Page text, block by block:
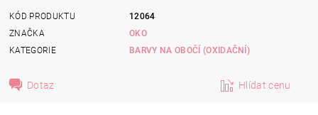
KÓD PRODUKTU
12064
ZNAČKA
OKO
KATEGORIE
BARVY NA OBOČÍ (OXIDAČNÍ)
Dotaz Hlídat cenu